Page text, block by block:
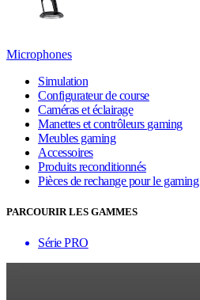
Microphones
Simulation
Configurateur de course
Caméras et éclairage
Manettes et contrôleurs gaming
Meubles gaming
Accessoires
Produits reconditionnés
Pièces de rechange pour le gaming
PARCOURIR LES GAMMES
Série PRO